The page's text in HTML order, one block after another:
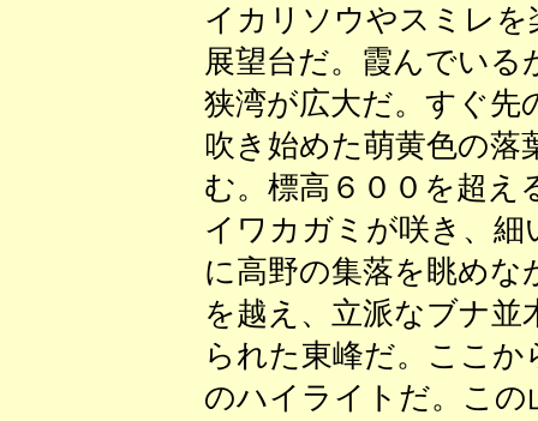
イカリソウやスミレ
展望台だ。霞んでいる
狭湾が広大だ。すぐ先
吹き始めた萌黄色の落
む。標高６００を超え
イワカガミが咲き、
に高野の集落を眺めな
を越え、立派なブナ並
られた東峰だ。ここ
のハイライトだ。この